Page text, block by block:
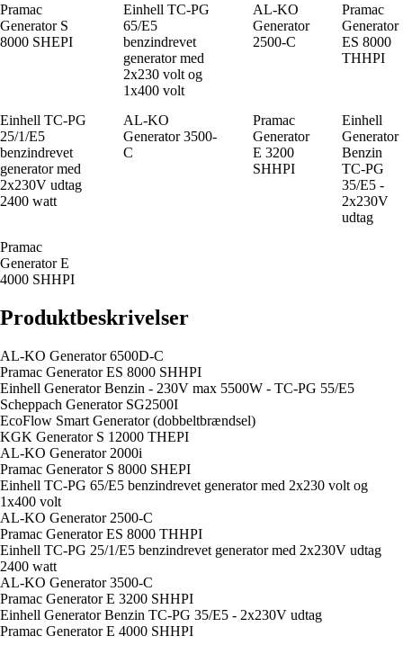
Pramac
Generator S
8000 SHEPI
Einhell TC-PG
65/E5
benzindrevet
generator med
2x230 volt og
1x400 volt
AL-KO
Generator
2500-C
Pramac
Generator
ES 8000
THHPI
Einhell TC-PG
25/1/E5
benzindrevet
generator med
2x230V udtag
2400 watt
AL-KO
Generator 3500-
C
Pramac
Generator
E 3200
SHHPI
Einhell
Generator
Benzin
TC-PG
35/E5 -
2x230V
udtag
Pramac
Generator E
4000 SHHPI
Produktbeskrivelser
AL-KO Generator 6500D-C
Pramac Generator ES 8000 SHHPI
Einhell Generator Benzin - 230V max 5500W - TC-PG 55/E5
Scheppach Generator SG2500I
EcoFlow Smart Generator (dobbeltbrændsel)
KGK Generator S 12000 THEPI
AL-KO Generator 2000i
Pramac Generator S 8000 SHEPI
Einhell TC-PG 65/E5 benzindrevet generator med 2x230 volt og
1x400 volt
AL-KO Generator 2500-C
Pramac Generator ES 8000 THHPI
Einhell TC-PG 25/1/E5 benzindrevet generator med 2x230V udtag
2400 watt
AL-KO Generator 3500-C
Pramac Generator E 3200 SHHPI
Einhell Generator Benzin TC-PG 35/E5 - 2x230V udtag
Pramac Generator E 4000 SHHPI